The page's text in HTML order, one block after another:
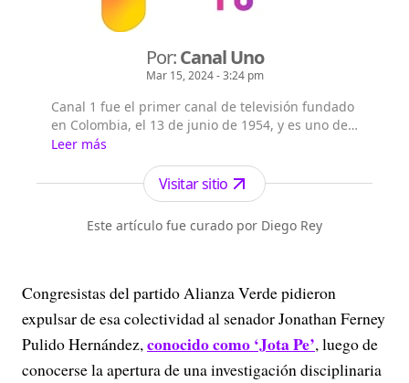
Por:Canal Uno
Mar 15, 2024 - 3:24 pm
Canal 1 fue el primer canal de televisión fundado
en Colombia, el 13 de junio de 1954, y es uno de
los tres canales de televisión abierta que llega de
forma gratuita a todo el territorio nacional.n
Leer más
Visitar sitio
Este artículo fue curado por Diego Rey
Congresistas del partido Alianza Verde pidieron
expulsar de esa colectividad al senador Jonathan Ferney
Pulido Hernández,conocido como ‘Jota Pe’, luego de
conocerse la apertura de una investigación disciplinaria